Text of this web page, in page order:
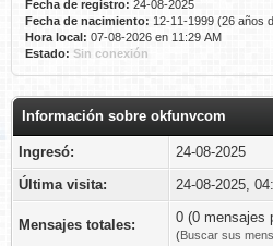
Fecha de registro: 24-08-2025
Fecha de nacimiento: 12-11-1999 (26 años
Hora local: 07-08-2026 en 11:29 AM
Estado: Sin conexión
Información sobre okfunvcom
Ingresó:
24-08-2025
Última visita:
24-08-2025,
Mensajes totales: 0 (0 mensajes
(Buscar sus